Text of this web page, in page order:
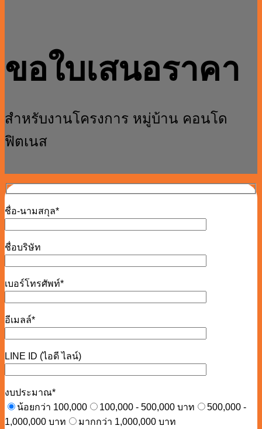
ขอใบเสนอราคา
สำหรับงานโครงการ หมู่บ้าน คอนโด
ฟิตเนส
ชื่อ-นามสกุล*
ชื่อบริษัท
เบอร์โทรศัพท์*
อีเมลล์*
LINE ID (ไอดี ไลน์)
งบประมาณ*
น้อยกว่า 100,000
100,000 - 500,000 บาท
500,000 -
1,000,000 บาท
มากกว่า 1,000,000 บาท